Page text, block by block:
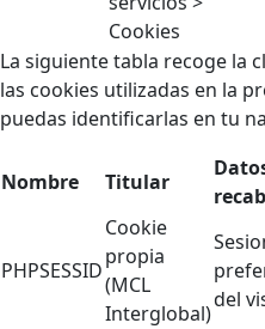
Cookies
La siguiente tabla recoge la
las cookies utilizadas en la
puedas identificarlas en tu
Nombre Titular
PHPSESSID
Cookie
propia
(MCL
Interglobal)
del